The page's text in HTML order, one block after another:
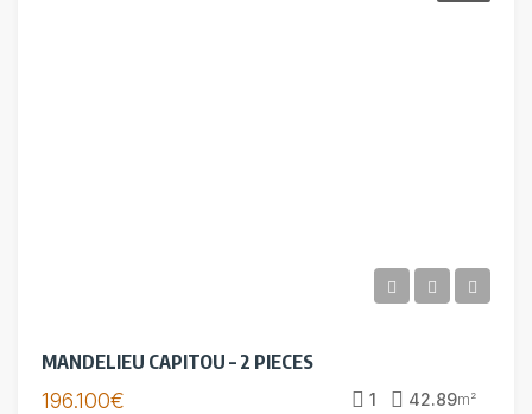
MANDELIEU CAPITOU – 2 PIECES
196.100€ 1 42.89m²